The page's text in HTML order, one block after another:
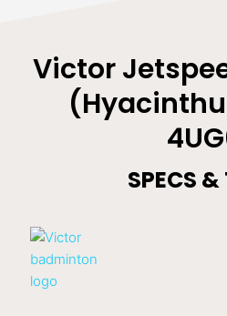
Victor
SPECS &